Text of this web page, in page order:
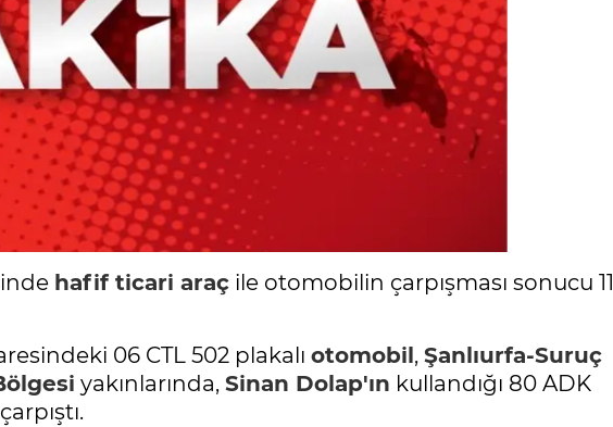
hafif ticari araç ile otomobilin çarpışması sonucu 11
06 CTL 502 plakalı otomobil, Şanlıurfa-Suruç
yakınlarında, Sinan Dolap'ın kullandığı 80 ADK